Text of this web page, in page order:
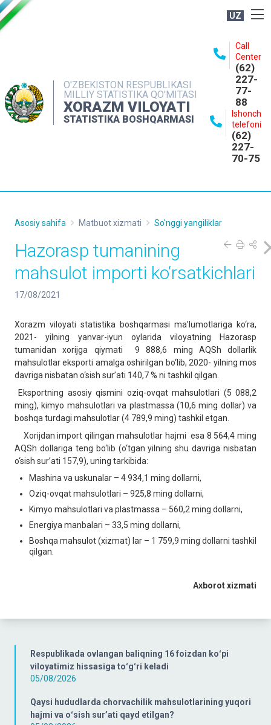
UZ
O'ZBEKISTON RESPUBLIKASI
MILLIY STATISTIKA QO'MITASI
XORAZM VILOYATI
STATISTIKA BOSHQARMASI
Call
Center
(62)
227-
77-
88
Ishonch
telefoni
(62)
227-
70-75
NASHRLAR
INTERAKTIV XIZMATLAR
MATBUOT XIZMATI
Respublikada ovlangan baliqning 16 foizdan koʻpi
viloyatimiz hissasiga toʻgʻri keladi
05/08/2026
Qaysi hududlarda chorvachilik mahsulotlarining yuqori
hajmi va oʻsish surʼati qayd etilgan?
Asosiy sahifa Matbuot xizmati So'nggi yangiliklar
Hazorasp tumanining
mahsulot importi ko‘rsatkichlari
17/08/2021
Xorazm viloyati statistika boshqarmasi ma’lumotlariga ko‘ra,
2021- yilning yanvar-iyun oylarida viloyatning Hazorasp
tumanidan xorijga qiymati 9 888,6 ming AQSh dollarlik
mahsulotlar eksporti amalga oshirilgan bo‘lib, 2020- yilning mos
davriga nisbatan o‘sish sur’ati 140,7 % ni tashkil qilgan.
Eksportning asosiy qismini oziq-ovqat mahsulotlari (5 088,2
ming), kimyo mahsulotlari va plastmassa (10,6 ming dollar) va
boshqa turdagi mahsulotlar (4 789,9 ming) tashkil etgan.
Xorijdan import qilingan mahsulotlar hajmi esa 8 564,4 ming
AQSh dollariga teng bo‘lib (o‘tgan yilning shu davriga nisbatan
o‘sish sur’ati 157,9), uning tarkibida:
Mashina va uskunalar – 4 934,1 ming dollarni,
Oziq-ovqat mahsulotlari – 925,8 ming dollarni,
Kimyo mahsulotlari va plastmassa – 560,2 ming dollarni,
Energiya manbalari – 33,5 ming dollarni,
Boshqa mahsulot (xizmat) lar – 1 759,9 ming dollarni tashkil
qilgan.
Axborot xizmati